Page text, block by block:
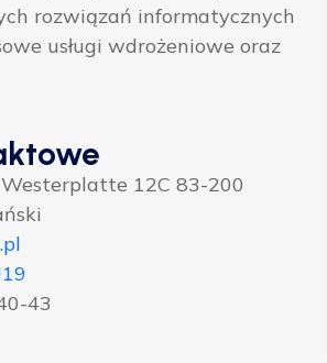
rozwiązań informatycznych
usługi wdrożeniowe oraz
12C 83-200
43